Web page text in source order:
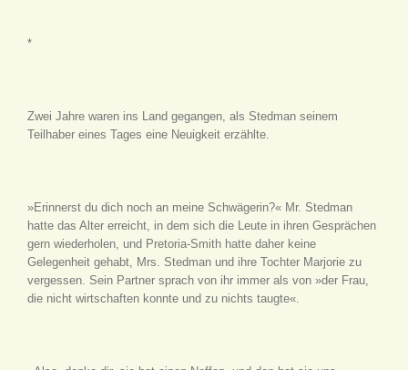
*
Zwei Jahre waren ins Land gegangen, als Stedman seinem
Teilhaber eines Tages eine Neuigkeit erzählte.
»Erinnerst du dich noch an meine Schwägerin?« Mr. Stedman
hatte das Alter erreicht, in dem sich die Leute in ihren Gesprächen
gern wiederholen, und Pretoria-Smith hatte daher keine
Gelegenheit gehabt, Mrs. Stedman und ihre Tochter Marjorie zu
vergessen. Sein Partner sprach von ihr immer als von »der Frau,
die nicht wirtschaften konnte und zu nichts taugte«.